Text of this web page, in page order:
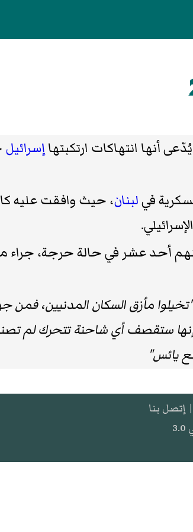
أنها انتهاكات ارتكبتهاإسرائيل
لبنان، حيث وافقت عليه
قتلوا وجرح 60 آخرين، منهم أحد عشر في حالة حرجة،
"تخيلوا مأزق السكان المدنيين، فمن
إنها ستقصف أي شاحنة تتحرك لم
يائس"
| إتصل بنا